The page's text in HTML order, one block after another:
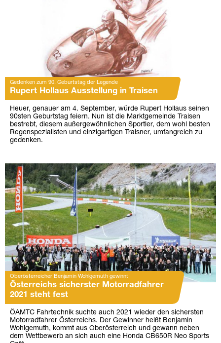
Gedenken zum 90. Geburtstag der Legende
Rupert Hollaus Ausstellung in Traisen
Heuer, genauer am 4. September, würde Rupert Hollaus seinen
90sten Geburtstag feiern. Nun ist die Marktgemeinde Traisen
bestrebt, diesem außergewöhnlichen Sportler, dem wohl besten
Regenspezialisten und einzigartigen Traisner, umfangreich zu
gedenken.
Oberösterreicher Benjamin Wohlgemuth gewinnt
Österreichs sicherster Motorradfahrer
2021 steht fest
ÖAMTC Fahrtechnik suchte auch 2021 wieder den sichersten
Motorradfahrer Österreichs. Der Gewinner heißt Benjamin
Wohlgemuth, kommt aus Oberösterreich und gewann neben
dem Wettbewerb an sich auch eine Honda CB650R Neo Sports